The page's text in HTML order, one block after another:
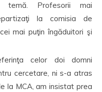
temă. Profesorii mai
la comisia de
mai puţin îngăduitori şi
celor doi domni
cercetare, ni s-a atras
la MCA, am insistat prea